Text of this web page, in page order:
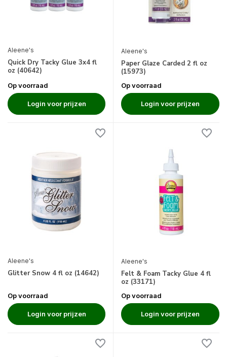
Aleene's
Quick Dry Tacky Glue 3x4 fl
oz (40642)
Op voorraad
Login voor prijzen
Aleene's
Paper Glaze Carded 2 fl oz
(15973)
Op voorraad
Login voor prijzen
Aleene's
Glitter Snow 4 fl oz (14642)
Op voorraad
Login voor prijzen
Aleene's
Felt & Foam Tacky Glue 4 fl
oz (33171)
Op voorraad
Login voor prijzen